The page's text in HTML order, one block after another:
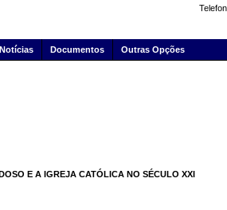
Notícias Documentos Outras Opções
E A IGREJA CATÓLICA NO SÉCULO XXI